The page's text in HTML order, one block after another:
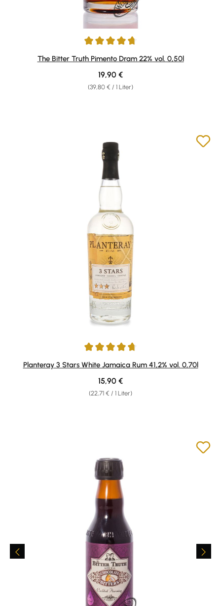
Durchschnittliche Bewertung von 4.75 von 5 Sternen
The Bitter Truth Pimento Dram 22% vol. 0,50l
(39,80 € / 1 Liter)
Regulärer Preis:
19,90 €
Durchschnittliche Bewertung von 4.83 von 5 Sternen
Planteray 3 Stars White Jamaica Rum 41,2% vol. 0,70l
(22,71 € / 1 Liter)
Regulärer Preis:
15,90 €